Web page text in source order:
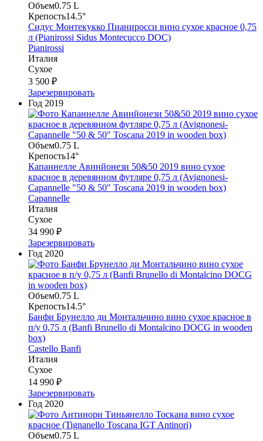
Объем0.75 L
Крепость14.5°
Сидус Монтекукко Пианиросси вино сухое красное 0,75
л (Pianirossi Sidus Montecucco DOC)
Pianirossi
Италия
Сухое
3 500 ₽
Зарезервировать
Год 2019
Объем0.75 L
Крепость14°
Капаннелле Авинйонези 50&50 2019 вино сухое
красное в деревянном футляре 0,75 л (Avignonesi-
Capannelle "50 & 50" Toscana 2019 in wooden box)
Capannelle
Италия
Сухое
34 990 ₽
Зарезервировать
Год 2020
Объем0.75 L
Крепость14.5°
Банфи Брунелло ди Монтальчино вино сухое красное в
п/у 0,75 л (Banfi Brunello di Montalcino DOCG in wooden
box)
Castello Banfi
Италия
Сухое
14 990 ₽
Зарезервировать
Год 2020
Объем0.75 L